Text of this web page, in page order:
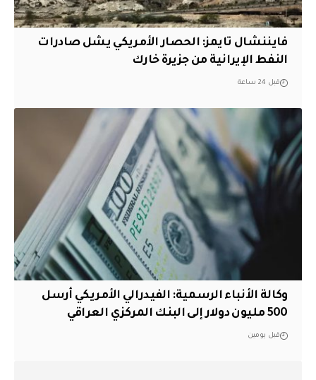
فايننشال تايمز: الحصار الأمريكي يشل صادرات
النفط الإيرانية من جزيرة خارك
قبل 24 ساعة
وكالة الأنباء الرسمية: الفيدرالي الأمريكي أرسل
500 مليون دولار إلى البنك المركزي العراقي
قبل يومين